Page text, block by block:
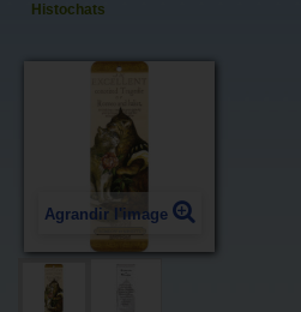
Histochats
Agrandir l'image